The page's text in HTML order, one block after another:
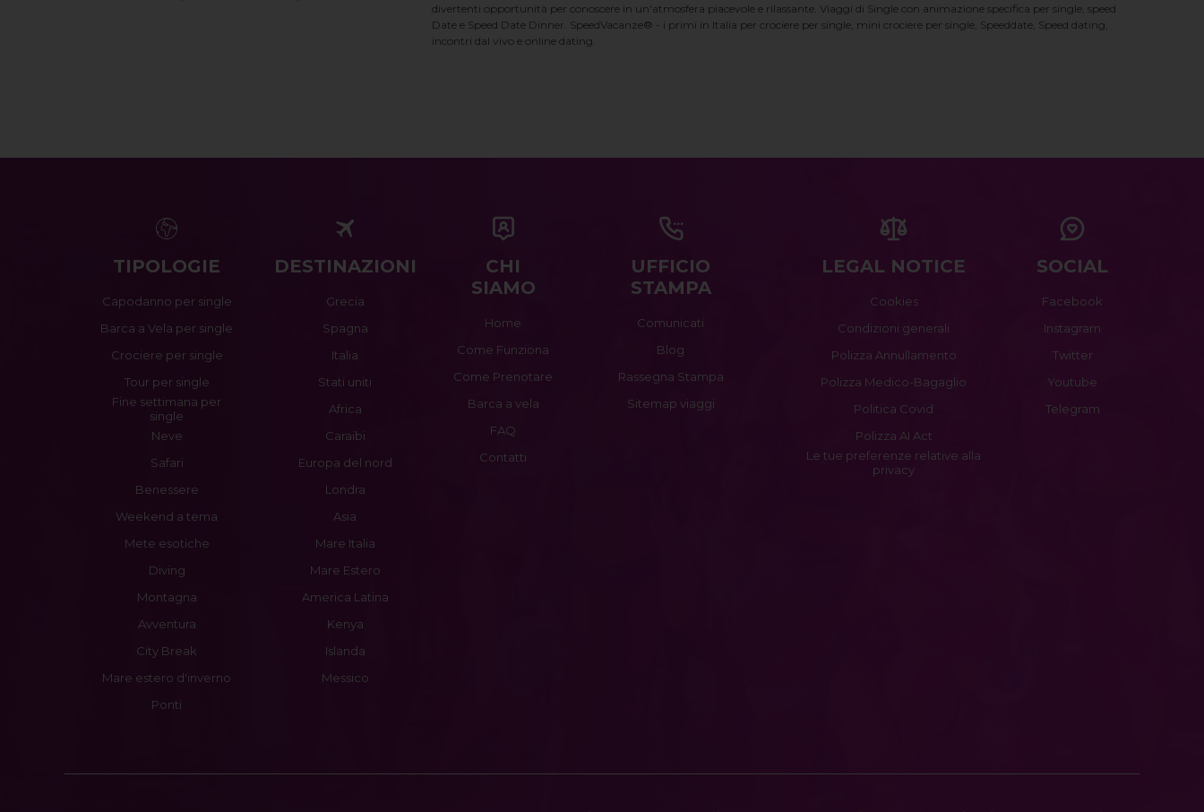
divertenti opportunità per conoscere in un'atmosfera piacevole e rilassante. Viaggi di Single con animazione specifica per single, speed
Date e Speed Date Dinner. SpeedVacanze® - i primi in Italia per crociere per single, mini crociere per single, Speeddate, Speed dating,
incontri dal vivo e online dating.
TIPOLOGIE
Capodanno per single
Barca a Vela per single
Crociere per single
Tour per single
Fine settimana per
single
Neve
Safari
Benessere
Weekend a tema
Mete esotiche
Diving
Montagna
Avventura
City Break
Mare estero d'inverno
Ponti
DESTINAZIONI
Grecia
Spagna
Italia
Stati uniti
Africa
Caraibi
Europa del nord
Londra
Asia
Mare Italia
Mare Estero
America Latina
Kenya
Islanda
Messico
CHI
SIAMO
Home
Come Funziona
Come Prenotare
Barca a vela
FAQ
Contatti
UFFICIO
STAMPA
Comunicati
Blog
Rassegna Stampa
Sitemap viaggi
LEGAL NOTICE
Cookies
Condizioni generali
Polizza Annullamento
Polizza Medico-Bagaglio
Politica Covid
Polizza AI Act
Le tue preferenze relative alla
privacy
SOCIAL
Facebook
Instagram
Twitter
Youtube
Telegram